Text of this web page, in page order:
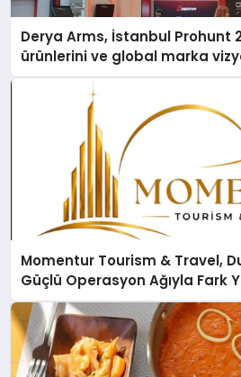
Derya Arms, İstanbul Prohunt
ürünlerini ve global marka
Momentur Tourism & Travel,
Güçlü Operasyon Ağıyla Fark